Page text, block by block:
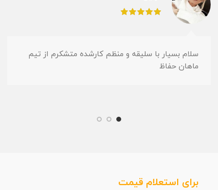
سلام بسیار با سلیقه و منظم کارشده متشکرم از تیم
ماهان حفاظ
برای استعلام قیمت